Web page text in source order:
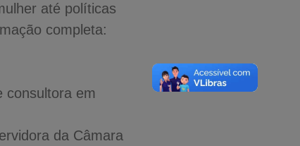
até políticas
completa:
consultora em
da Câmara